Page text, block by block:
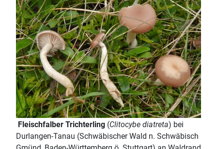
Fleischfalber Trichterling (Clitocybe diatreta) bei
Durlangen-Tanau (Schwäbischer Wald n. Schwäbisch